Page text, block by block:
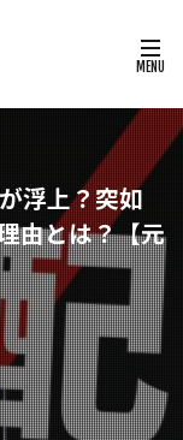
浮上？突如
由とは？【元